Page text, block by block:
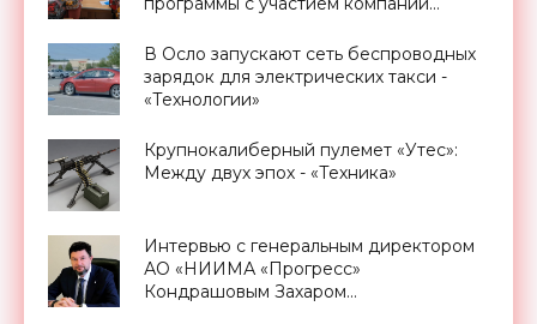
В Осло запускают сеть беспроводных
зарядок для электрических такси -
«Технологии»
Крупнокалиберный пулемет «Утес»:
Между двух эпох - «Техника»
Интервью с генеральным директором
АО «НИИМА «Прогресс»
Кондрашовым Захаром